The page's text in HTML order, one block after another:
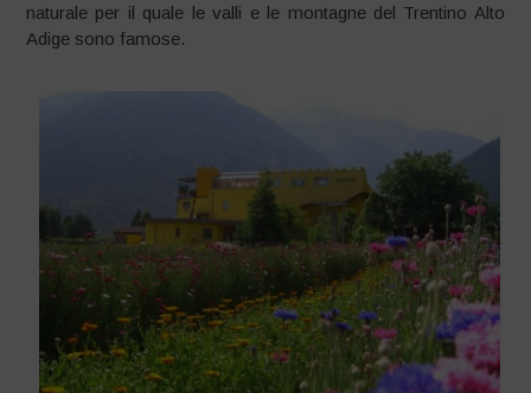
naturale per il quale le valli e le montagne del Trentino Alto
Adige sono famose.